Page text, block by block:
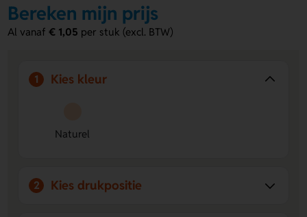
groene imago willen versterken en een blijvende indruk
willen maken.
Duurzaam materiaal:
goed voor het milieu en past bij een groen imago.
maximale zichtbaarheid.
te hangen.
Bereken mijn prijs
Al vanaf€ 1,05 per stuk (excl. BTW)
1 Kies kleur
Naturel
2 Kies drukpositie